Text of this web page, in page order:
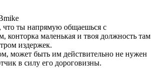
что ты напрямую общаешься с
конторка маленькая и твоя должность там
издержек.
может быть им действительно не нужен
в силу его дороговизны.